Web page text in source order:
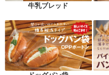
牛乳ブレッド